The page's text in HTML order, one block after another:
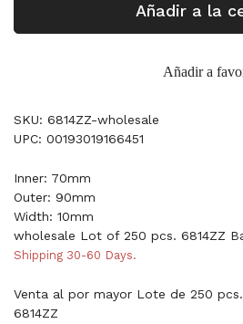
Añadir a la
Añadir a
SKU: 6814ZZ-wholesale
UPC: 00193019166451
Inner: 70mm
Outer: 90mm
Width: 10mm
wholesale Lot of 250 pcs. 6814ZZ
Shipping 30-60 Days.
Venta al por mayor Lote de 250
6814ZZ